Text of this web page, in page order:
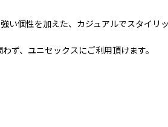
個性を加えた、カジュアルでスタイリッ
ず、ユニセックスにご利用頂けます。